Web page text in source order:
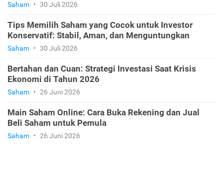
Saham • 30 Juli 2026
Tips Memilih Saham yang Cocok untuk Investor
Konservatif: Stabil, Aman, dan Menguntungkan
Saham • 30 Juli 2026
Bertahan dan Cuan: Strategi Investasi Saat Krisis
Ekonomi di Tahun 2026
Saham • 26 Juni 2026
Main Saham Online: Cara Buka Rekening dan Jual
Beli Saham untuk Pemula
Saham • 26 Juni 2026